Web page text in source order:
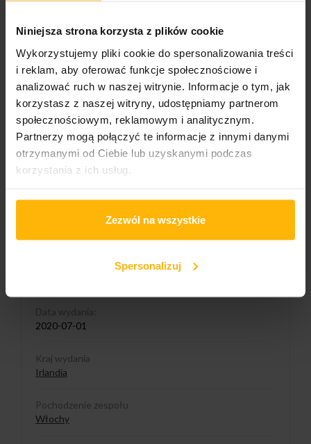
Niniejsza strona korzysta z plików cookie
Wykorzystujemy pliki cookie do spersonalizowania treści
i reklam, aby oferować funkcje społecznościowe i
analizować ruch w naszej witrynie. Informacje o tym, jak
korzystasz z naszej witryny, udostępniamy partnerom
społecznościowym, reklamowym i analitycznym.
Partnerzy mogą połączyć te informacje z innymi danymi
otrzymanymi od Ciebie lub uzyskanymi podczas
korzystania z ich usług.
Zezwól na wszystkie
Spersonalizuj
Format nośnika
Format okładki:
Digipack
Wydawnictwo 1/2
Progressive Gears
Numer katalogowy:
Liczba nośników:
Data wydania:
2020-07-01
Kraj wydania
Irlandia
Pochodzenie zespołu
Włochy